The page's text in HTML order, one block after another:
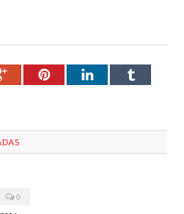
Google+PinterestLinkedInTumblr
0